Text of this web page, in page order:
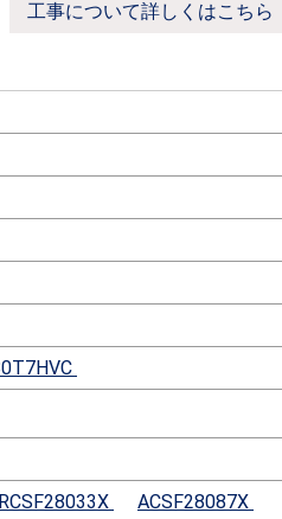
工事について詳しくはこちら
ACSF28087X